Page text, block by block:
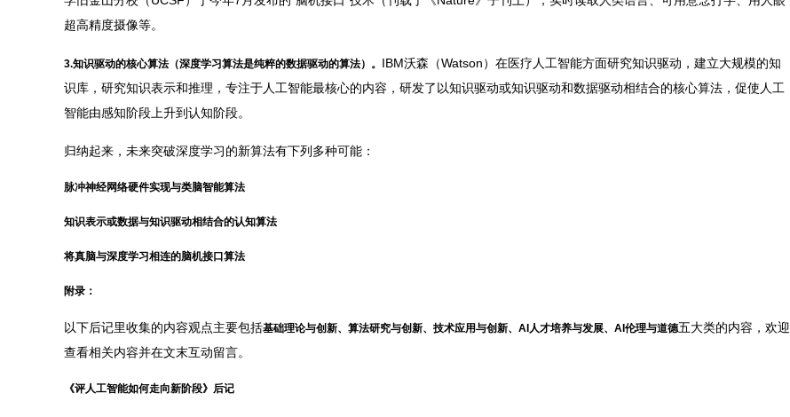
超高精度摄像等。
3.知识驱动的核心算法（深度学习算法是纯粹的数据驱动的算法）。 IBM沃森（Watson）在医疗人工智能方面研究知识驱动，建立大规模的知
识库，研究知识表示和推理，专注于人工智能最核心的内容，研发了以知识驱动或知识驱动和数据驱动相结合的核心算法，促使人工
智能由感知阶段上升到认知阶段。
归纳起来，未来突破深度学习的新算法有下列多种可能：
脉冲神经网络硬件实现与类脑智能算法
知识表示或数据与知识驱动相结合的认知算法
将真脑与深度学习相连的脑机接口算法
附录：
以下后记里收集的内容观点主要包括基础理论与创新、算法研究与创新、技术应用与创新、AI人才培养与发展、AI伦理与道德五大类的内容，欢迎
查看相关内容并在文末互动留言。
《评人工智能如何走向新阶段》后记